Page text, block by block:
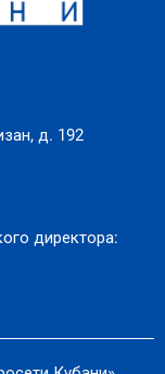
д. 192
директора: